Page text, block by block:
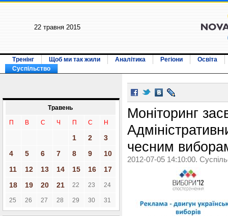
22 травня 2015
Тренінг Щоб ми так жили Аналітика Регіони
Освіта
Суспільство
Травень
П В С Ч П С Н
1 2
3
4
5 6 7 8 9
10
11
12 13 14 15 16
17
18
19 20 21 22 23 24
25 26 27 28 29 30 31
Моніторинг
чесним
2012-07-05 14:10:00.